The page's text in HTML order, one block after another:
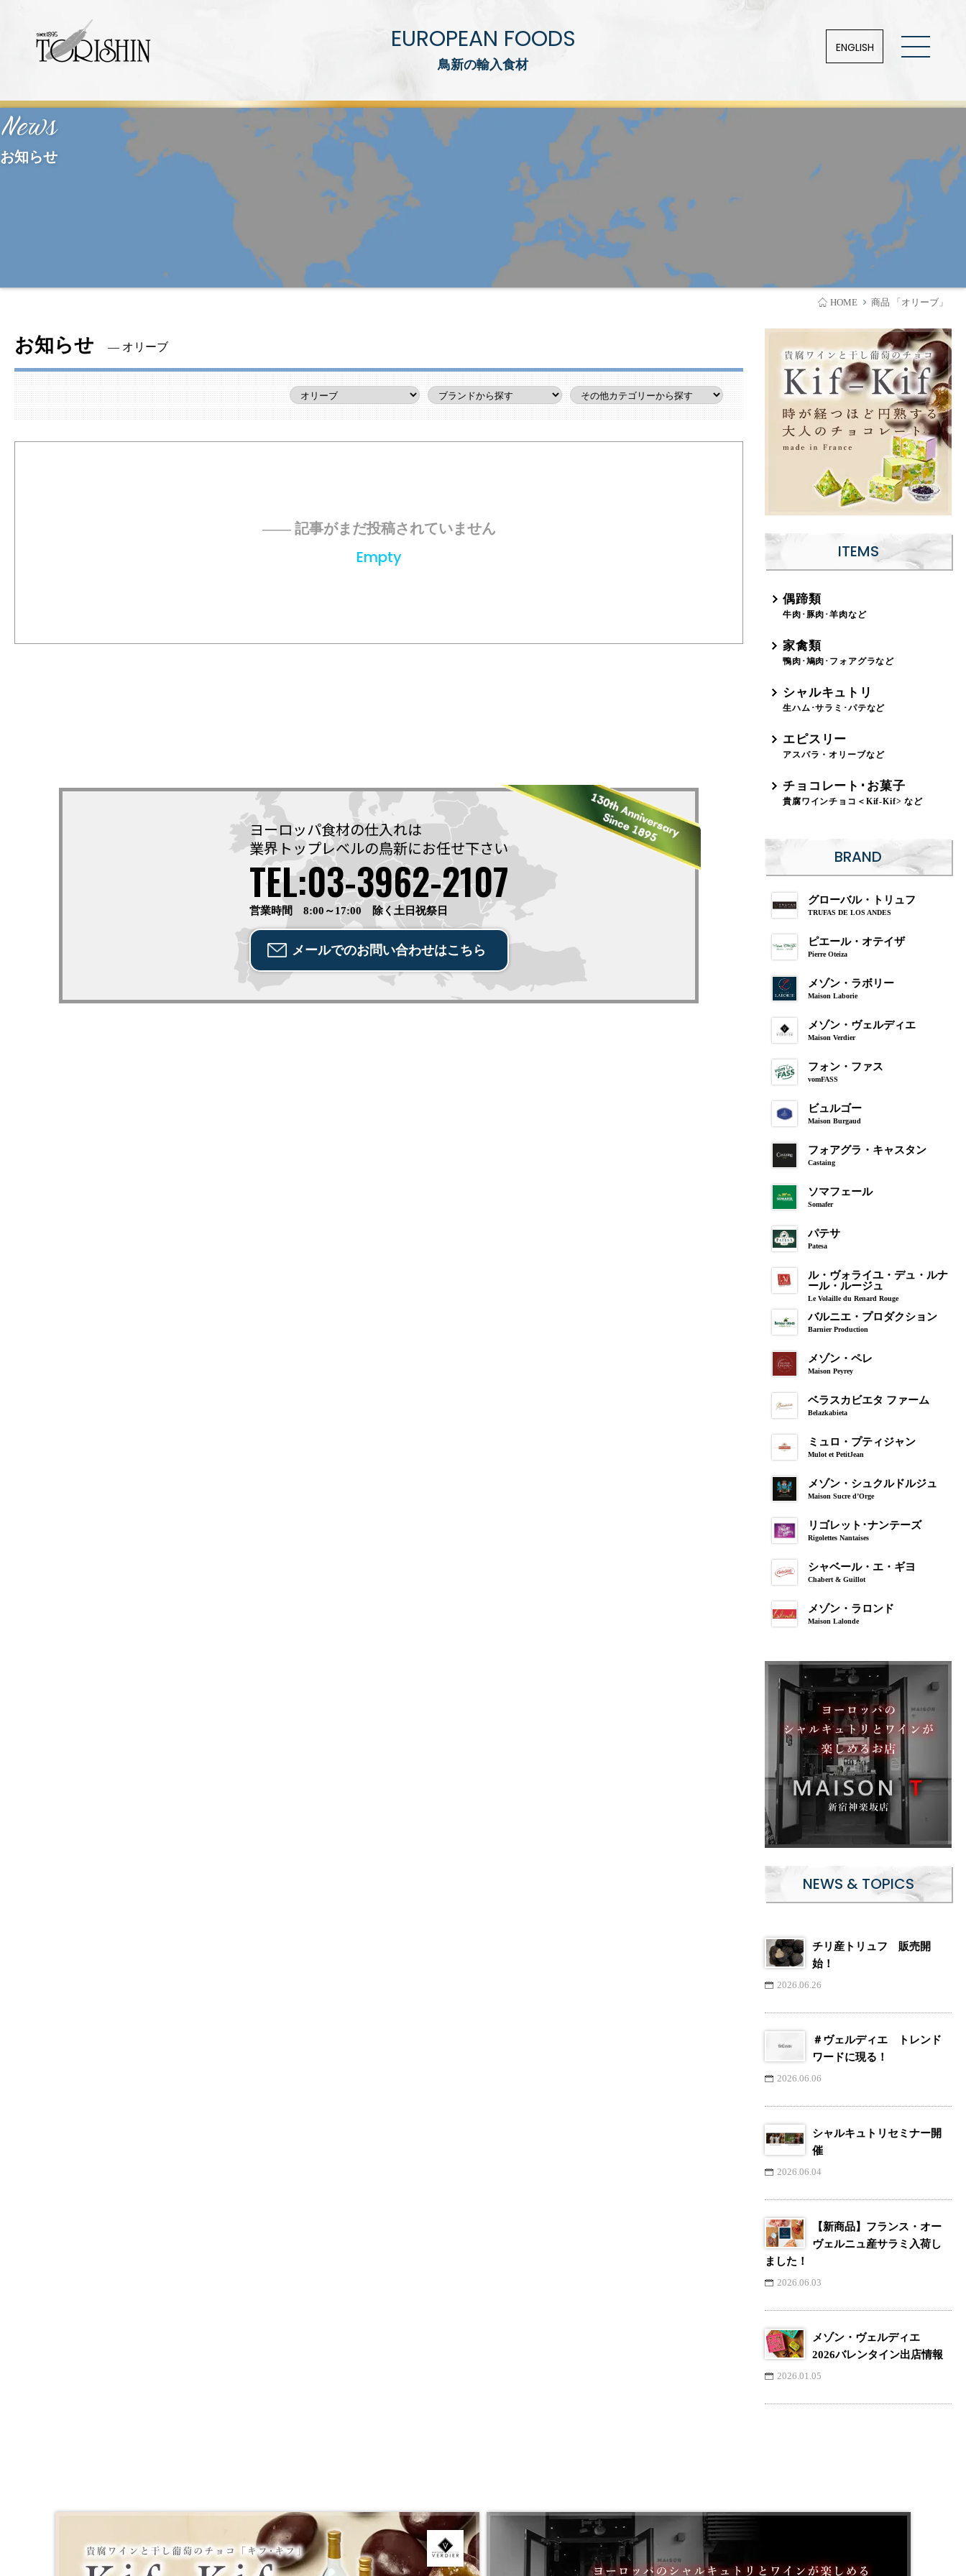
EUROPEAN FOODS
鳥新の輸入食材
ENGLISH
News
お知らせ
HOME 商品 「オリーブ」
お知らせ ― オリーブ
―― 記事がまだ投稿されていません
Empty
ヨーロッパ食材の仕入れは
業界トップレベルの鳥新にお任せ下さい
TEL:03-3962-2107
営業時間 8:00～17:00 除く土日祝祭日
メールでのお問い合わせはこちら
ITEMS
偶蹄類
牛肉･豚肉･羊肉など
家禽類
鴨肉･鳩肉･フォアグラなど
シャルキュトリ
生ハム･サラミ･パテなど
エピスリー
アスパラ・オリーブなど
チョコレート･お菓子
貴腐ワインチョコ＜Kif-Kif> など
BRAND
グローバル・トリュフ
TRUFAS DE LOS ANDES
ピエール・オテイザ
Pierre Oteiza
メゾン・ラボリー
Maison Laborie
メゾン・ヴェルディエ
Maison Verdier
フォン・ファス
vomFASS
ビュルゴー
Maison Burgaud
フォアグラ・キャスタン
Castaing
ソマフェール
Somafer
パテサ
Patesa
ル・ヴォライユ・デュ・ルナ
ール・ルージュ
Le Volaille du Renard Rouge
バルニエ・プロダクション
Barnier Production
メゾン・ペレ
Maison Peyrey
ベラスカビエタ ファーム
Belazkabieta
ミュロ・プティジャン
Mulot et PetitJean
メゾン・シュクルドルジュ
Maison Sucre d’Orge
リゴレット･ナンテーズ
Rigolettes Nantaises
シャベール・エ・ギヨ
Chabert & Guillot
メゾン・ラロンド
Maison Lalonde
NEWS & TOPICS
チリ産トリュフ 販売開
始！
2026.06.26
＃ヴェルディエ トレンド
ワードに現る！
2026.06.06
シャルキュトリセミナー開
催
2026.06.04
【新商品】フランス・オー
ヴェルニュ産サラミ入荷し
ました！
2026.06.03
メゾン・ヴェルディエ
2026バレンタイン出店情報
2026.01.05